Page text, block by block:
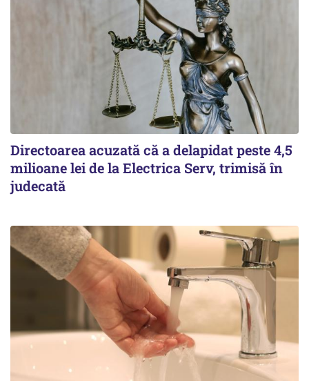
Directoarea acuzată că a delapidat peste 4,5
milioane lei de la Electrica Serv, trimisă în
judecată